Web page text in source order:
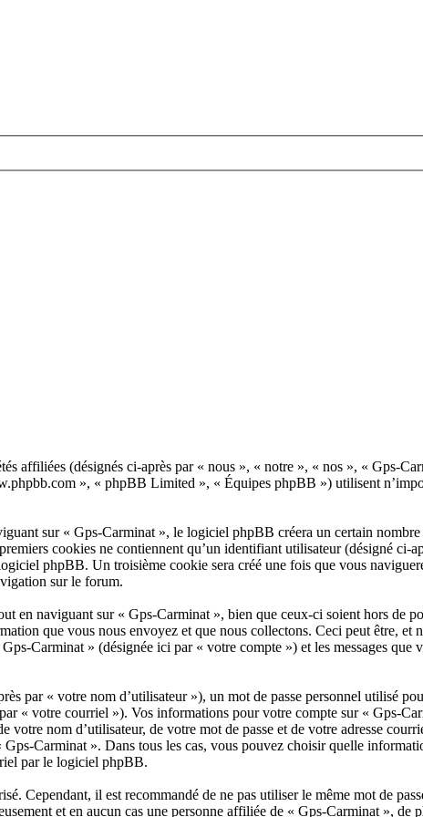
affiliées (désignés ci-après par « nous », « notre », « nos », « Gps-
», « phpBB Limited », « Équipes phpBB ») utilisent
sur « Gps-Carminat », le logiciel phpBB créera un certain
cookies ne contiennent qu’un identifiant utilisateur (désigné ci-
phpBB. Un troisième cookie sera créé une fois que vous
sur le forum.
en naviguant sur « Gps-Carminat », bien que ceux-ci soient hors de
que vous nous envoyez et que nous collectons. Ceci peut être, et
Carminat » (désignée ici par « votre compte ») et les messages que
par « votre nom d’utilisateur »), un mot de passe personnel utilisé
« votre courriel »). Vos informations pour votre compte sur « Gps-
nom d’utilisateur, de votre mot de passe et de votre adresse
Carminat ». Dans tous les cas, vous pouvez choisir quelle
par le logiciel phpBB.
Cependant, il est recommandé de ne pas utiliser le même mot de
et en aucun cas une personne affiliée de « Gps-Carminat », de